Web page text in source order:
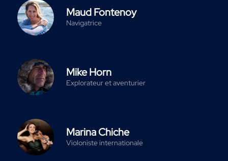
Maud Fontenoy
Navigatrice
Mike Horn
Explorateur et aventurier
Marina Chiche
Violoniste internationale